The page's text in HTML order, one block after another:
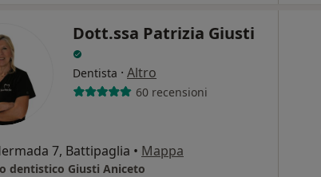
Dott.ssa Patrizia Giusti
Dentista · Altro
60 recensioni
7, Battipaglia • Mappa
dentistico Giusti Aniceto